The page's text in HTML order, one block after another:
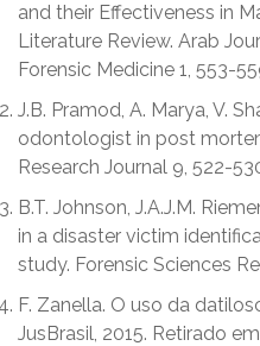
and their Effectiveness in
Literature Review. Arab
Forensic Medicine 1, 553-
J.B. Pramod, A. Marya, V.
odontologist in post
Research Journal 9, 522-
B.T. Johnson, J.A.J.M.
in a disaster victim
study. Forensic Sciences
F. Zanella. O uso da
JusBrasil, 2015. Retirado